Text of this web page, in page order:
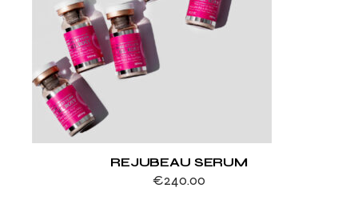
REJUBEAU SERUM
€240.00